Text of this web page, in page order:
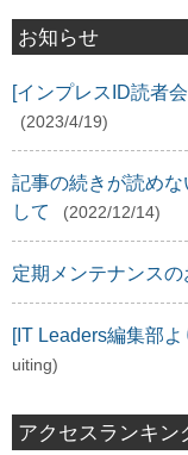
お知らせ
[インプレスID読者
(2023/4/19)
記事の続きが読め
して
(2022/12/14)
定期メンテナンス
[IT Leaders編集部
uiting)
アクセスランキン